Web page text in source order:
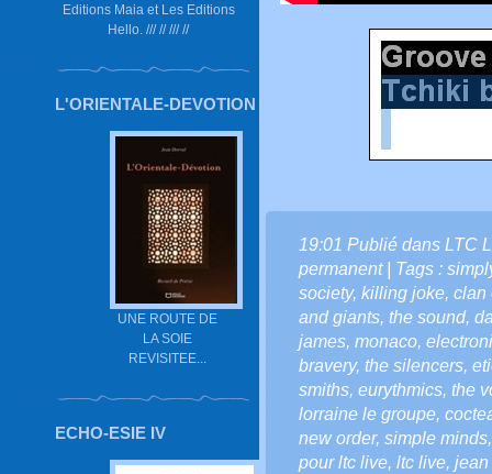
Editions Maia et Les Editions
Hello. /// // /// //
L'ORIENTALE-DEVOTION
UNE ROUTE DE
LA SOIE
REVISITEE...
ECHO-ESIE IV
19:01 Publié dans LTC
permanent| Tags :
society, killing joke, clan
and giants, the sound,
james, monaco,
bravery, the silencers,
smiths, eurythmics, the
lorraine le groupe,
new order, simple minds
pour ltc live, ltc live, jean